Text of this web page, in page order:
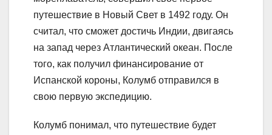
путешествие в Новый Свет в 1492 году. Он
считал, что сможет достичь Индии, двигаясь
на запад через Атлантический океан. После
того, как получил финансирование от
Испанской короны, Колумб отправился в
свою первую экспедицию.
Колумб понимал, что путешествие будет